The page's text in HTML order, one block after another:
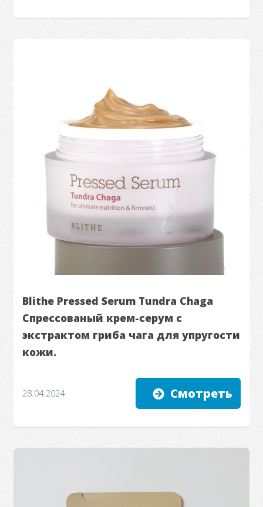
Blithe Pressed Serum Tundra Chaga
Спрессованый крем-серум с
экстрактом гриба чага для упругости
кожи.
28.04.2024 Смотреть